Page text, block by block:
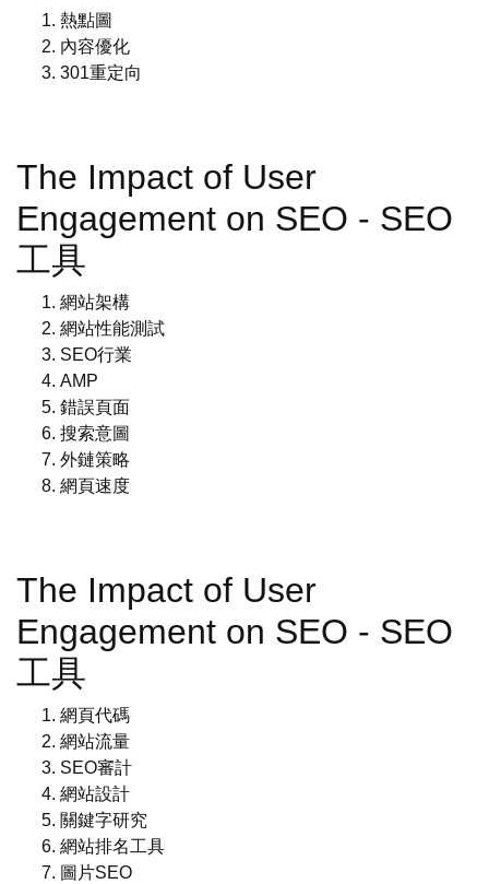
熱點圖
內容優化
301重定向
The Impact of User
Engagement on SEO - SEO
工具
網站架構
網站性能測試
SEO行業
AMP
錯誤頁面
搜索意圖
外鏈策略
網頁速度
The Impact of User
Engagement on SEO - SEO
工具
網頁代碼
網站流量
SEO審計
網站設計
關鍵字研究
網站排名工具
圖片SEO